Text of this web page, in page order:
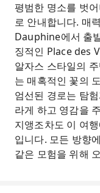
평범한 명소를 벗
로 안내합니다. 매
Dauphine에서 출
징적인 Place des
알자스 스타일의
는 매혹적인 꽃의
엄선된 경로는 탐
라게 하고 영감을
지앵조차도 이 여
입니다. 모든 방향
같은 모험을 위해